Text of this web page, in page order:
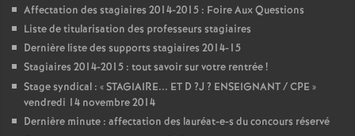
Affectation des stagiaires 2014-2015 : Foire Aux Questions
Liste de titularisation des professeurs stagiaires
Dernière liste des supports stagiaires 2014-15
Stagiaires 2014-2015 : tout savoir sur votre rentrée!
Stage syndical : «STAGIAIRE... ET D ?J ? ENSEIGNANT/CPE »
vendredi 14 novembre 2014
Dernière minute : affectation des lauréat-e-s du concours réservé